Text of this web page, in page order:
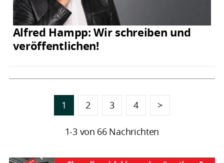
Alfred Hampp: Wir schreiben und
veröffentlichen!
1 2 3 4 >
1-3 von 66 Nachrichten